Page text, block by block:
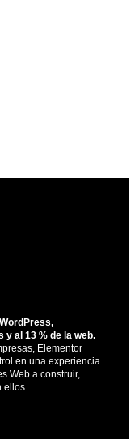
y al 13 % de la web.
Elementor
en una experiencia
Web a construir,
ellos.